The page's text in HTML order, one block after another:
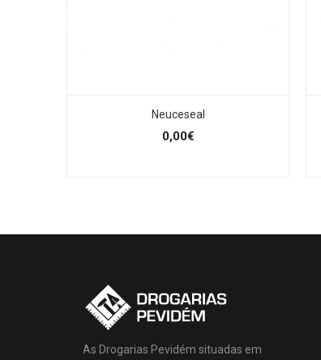
Neuceseal
0,00€
As Drogarias Pevidém situadas em